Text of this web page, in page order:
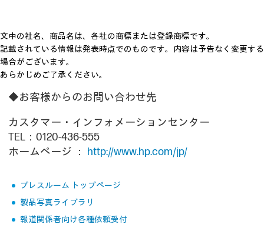
文中の社名、商品名は、各社の商標または登録商標です。
記載されている情報は発表時点でのものです。内容は予告なく変更する
場合がございます。
あらかじめご了承ください。
◆お客様からのお問い合わせ先
カスタマー・インフォメーションセンター
TEL：0120-436-555
ホームページ ： http://www.hp.com/jp/
プレスルーム トップページ
製品写真ライブラリ
報道関係者向け各種依頼受付